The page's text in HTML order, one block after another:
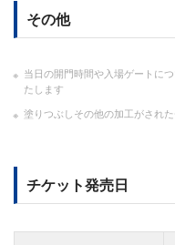
その他
当日の開門時間や入場ゲートに
たします
塗りつぶしその他の加工がされ
チケット発売日